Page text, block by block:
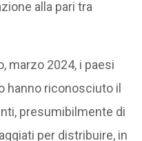
alla pari tra
marzo 2024, i paesi
hanno riconosciuto il
presumibilmente di
per distribuire, in